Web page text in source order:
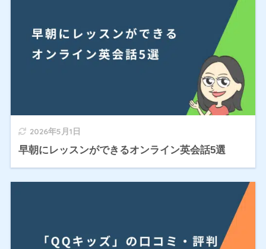
2026年5月1日
早朝にレッスンができるオンライン英会話5選